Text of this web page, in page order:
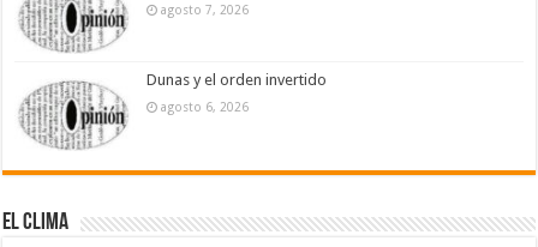
agosto 7, 2026
Dunas y el orden invertido
agosto 6, 2026
El Clima